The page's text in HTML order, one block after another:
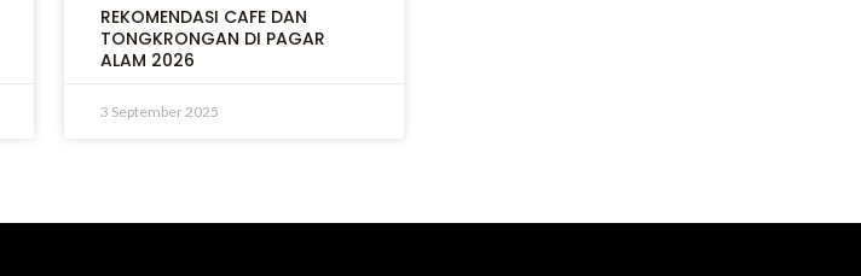
REKOMENDASI CAFE DAN
TONGKRONGAN DI PAGAR
ALAM 2026
3 September 2025